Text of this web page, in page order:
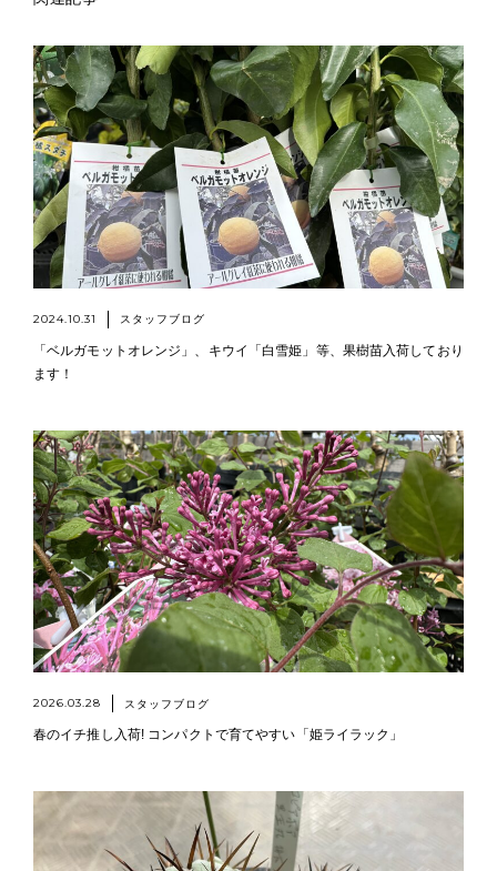
2024.10.31 スタッフブログ
「ベルガモットオレンジ」、キウイ「白雪姫」等、果樹苗入荷しており
ます！
2026.03.28 スタッフブログ
春のイチ推し入荷! コンパクトで育てやすい「姫ライラック」